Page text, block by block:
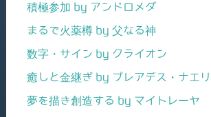
積極参加 by アンドロメダ
まるで火薬樽 by 父なる神
数字・サイン by クライオン
癒しと金継ぎ by プレアデス・ナエ
夢を描き創造する by マイトレーヤ